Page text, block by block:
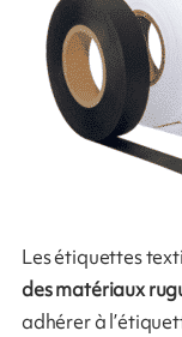
Les étiquettes
des matériaux
adhérer à